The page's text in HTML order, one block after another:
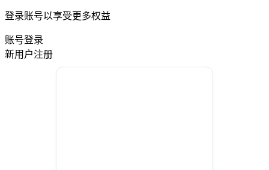
登录账号以享受更多权益
账号登录
新用户注册